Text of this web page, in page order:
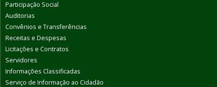
Participação Social
Auditorias
Convênios e Transferências
Receitas e Despesas
Licitações e Contratos
Servidores
Informações Classificadas
Serviço de Informação ao Cidadão